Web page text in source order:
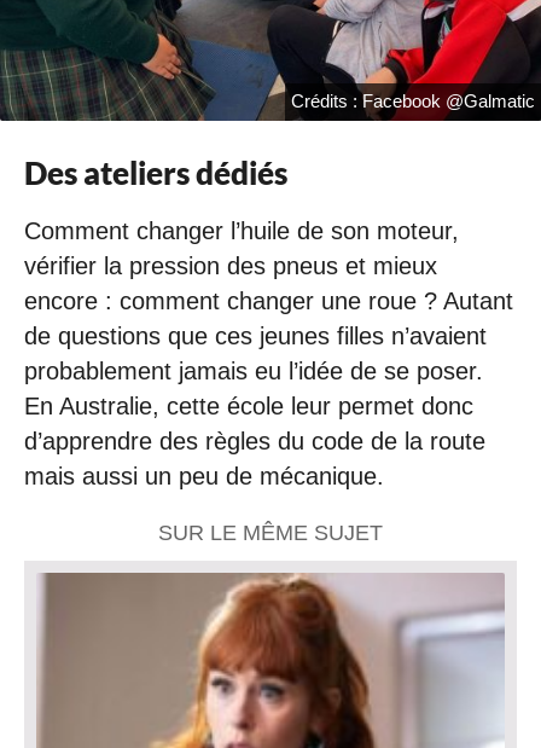
Crédits : Facebook @Galmatic
Des ateliers dédiés
Comment changer l’huile de son moteur,
vérifier la pression des pneus et mieux
encore : comment changer une roue ? Autant
de questions que ces jeunes filles n’avaient
probablement jamais eu l’idée de se poser.
En Australie, cette école leur permet donc
d’apprendre des règles du code de la route
mais aussi un peu de mécanique.
SUR LE MÊME SUJET